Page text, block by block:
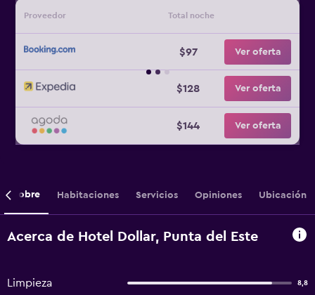
Proveedor Total noche
$97 Ver oferta
$128 Ver oferta
$144 Ver oferta
Sobre Habitaciones Servicios Opiniones Ubicación
Acerca de Hotel Dollar, Punta del Este
Limpieza 8,8